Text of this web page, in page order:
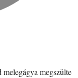
megszülte